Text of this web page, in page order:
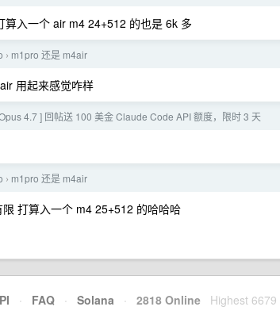
入一个 air m4 24+512 的也是 6k 多
› m1pro 还是 m4air
用起来感觉咋样
4.7 ] 回帖送 100 美金 Claude Code API 额度，限时 3 天
› m1pro 还是 m4air
打算入一个 m4 25+512 的哈哈哈
· FAQ · Solana · 2818 Online Highest 6679